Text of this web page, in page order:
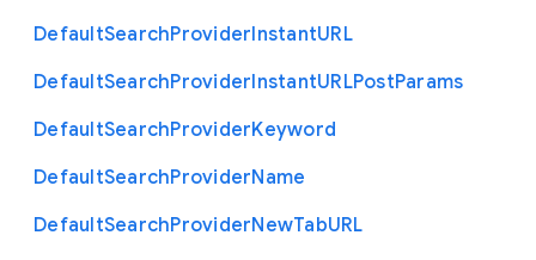
DefaultSearchProviderInstantURL
DefaultSearchProviderInstantURLPostParams
DefaultSearchProviderKeyword
DefaultSearchProviderName
DefaultSearchProviderNewTabURL